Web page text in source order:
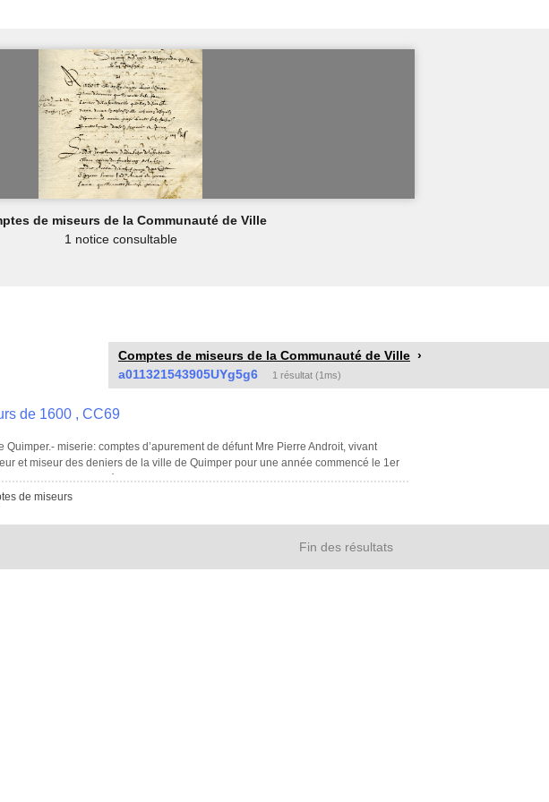
de miseurs de la Communauté de Ville
1 notice consultable
Comptes de miseurs de la Communauté de Ville
a011321543905UYg5g6
1 résultat (1ms)
de 1600 , CC69
Quimper.- miserie: comptes d’apurement de défunt Mre Pierre Androit, vivant
et miseur des deniers de la ville de Quimper pour une année commencé le 1er
le dernier jour de décembre.
de miseurs
Fin des résultats